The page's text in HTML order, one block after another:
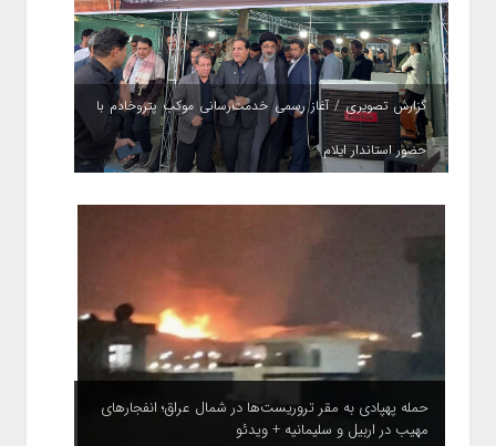
گزارش تصویری / آغاز رسمی خدمت‌رسانی موکب پتروخادم با
حضور استاندار ایلام
حمله پهپادی به مقر تروریست‌ها در شمال عراق؛ انفجارهای
مهیب در اربیل و سلیمانیه + ویدئو